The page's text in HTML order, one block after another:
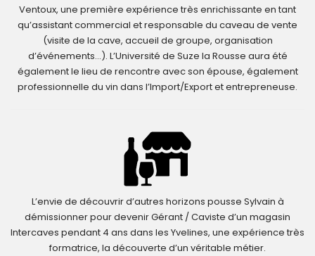
Ventoux, une première expérience très enrichissante en tant
qu’assistant commercial et responsable du caveau de vente
(visite de la cave, accueil de groupe, organisation
d’événements…). L’Université de Suze la Rousse aura été
également le lieu de rencontre avec son épouse, également
professionnelle du vin dans l’Import/Export et entrepreneuse.
L’envie de découvrir d’autres horizons pousse Sylvain à
démissionner pour devenir Gérant / Caviste d’un magasin
Intercaves pendant 4 ans dans les Yvelines, une expérience très
formatrice, la découverte d’un véritable métier.